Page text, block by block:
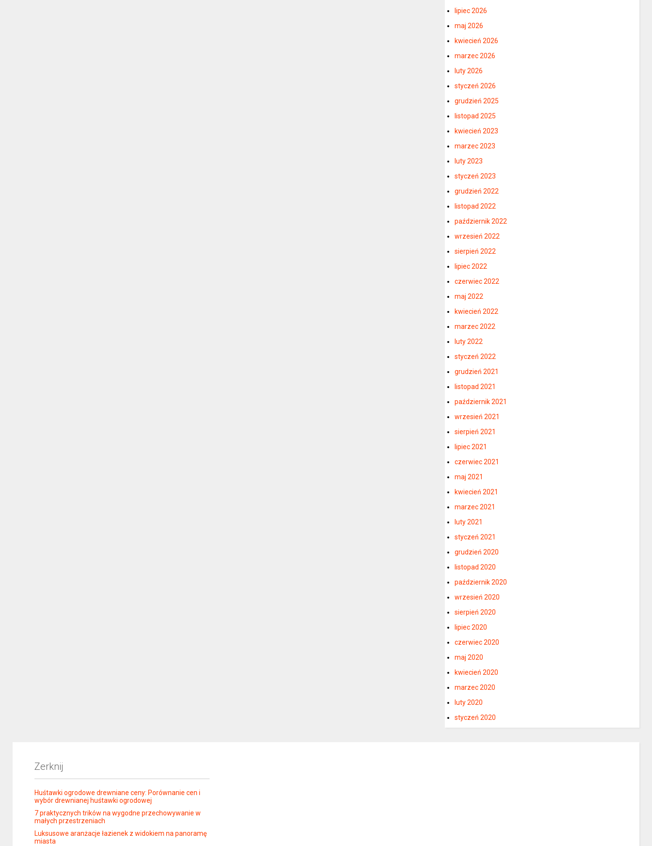
lipiec 2026
maj 2026
kwiecień 2026
marzec 2026
luty 2026
styczeń 2026
grudzień 2025
listopad 2025
kwiecień 2023
marzec 2023
luty 2023
styczeń 2023
grudzień 2022
listopad 2022
październik 2022
wrzesień 2022
sierpień 2022
lipiec 2022
czerwiec 2022
maj 2022
kwiecień 2022
marzec 2022
luty 2022
styczeń 2022
grudzień 2021
listopad 2021
październik 2021
wrzesień 2021
sierpień 2021
lipiec 2021
czerwiec 2021
maj 2021
kwiecień 2021
marzec 2021
luty 2021
styczeń 2021
grudzień 2020
listopad 2020
październik 2020
wrzesień 2020
sierpień 2020
lipiec 2020
czerwiec 2020
maj 2020
kwiecień 2020
marzec 2020
luty 2020
styczeń 2020
Zerknij
Huśtawki ogrodowe drewniane ceny: Porównanie cen i
wybór drewnianej huśtawki ogrodowej
7 praktycznych trików na wygodne przechowywanie w
małych przestrzeniach
Luksusowe aranżacje łazienek z widokiem na panoramę
miasta